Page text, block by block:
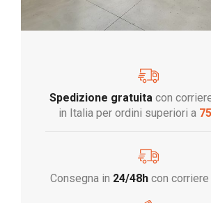
Spedizione gratuita con
in Italia per ordini superiori a
Consegna in 24/48hcon corriere